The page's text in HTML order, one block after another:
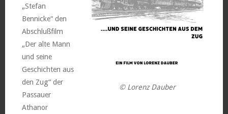
© Lorenz Dauber
„Stefan
Bennicke“ den
Abschlußfilm
„Der alte Mann
und seine
Geschichten aus
den Zug“ der
Passauer
Athanor